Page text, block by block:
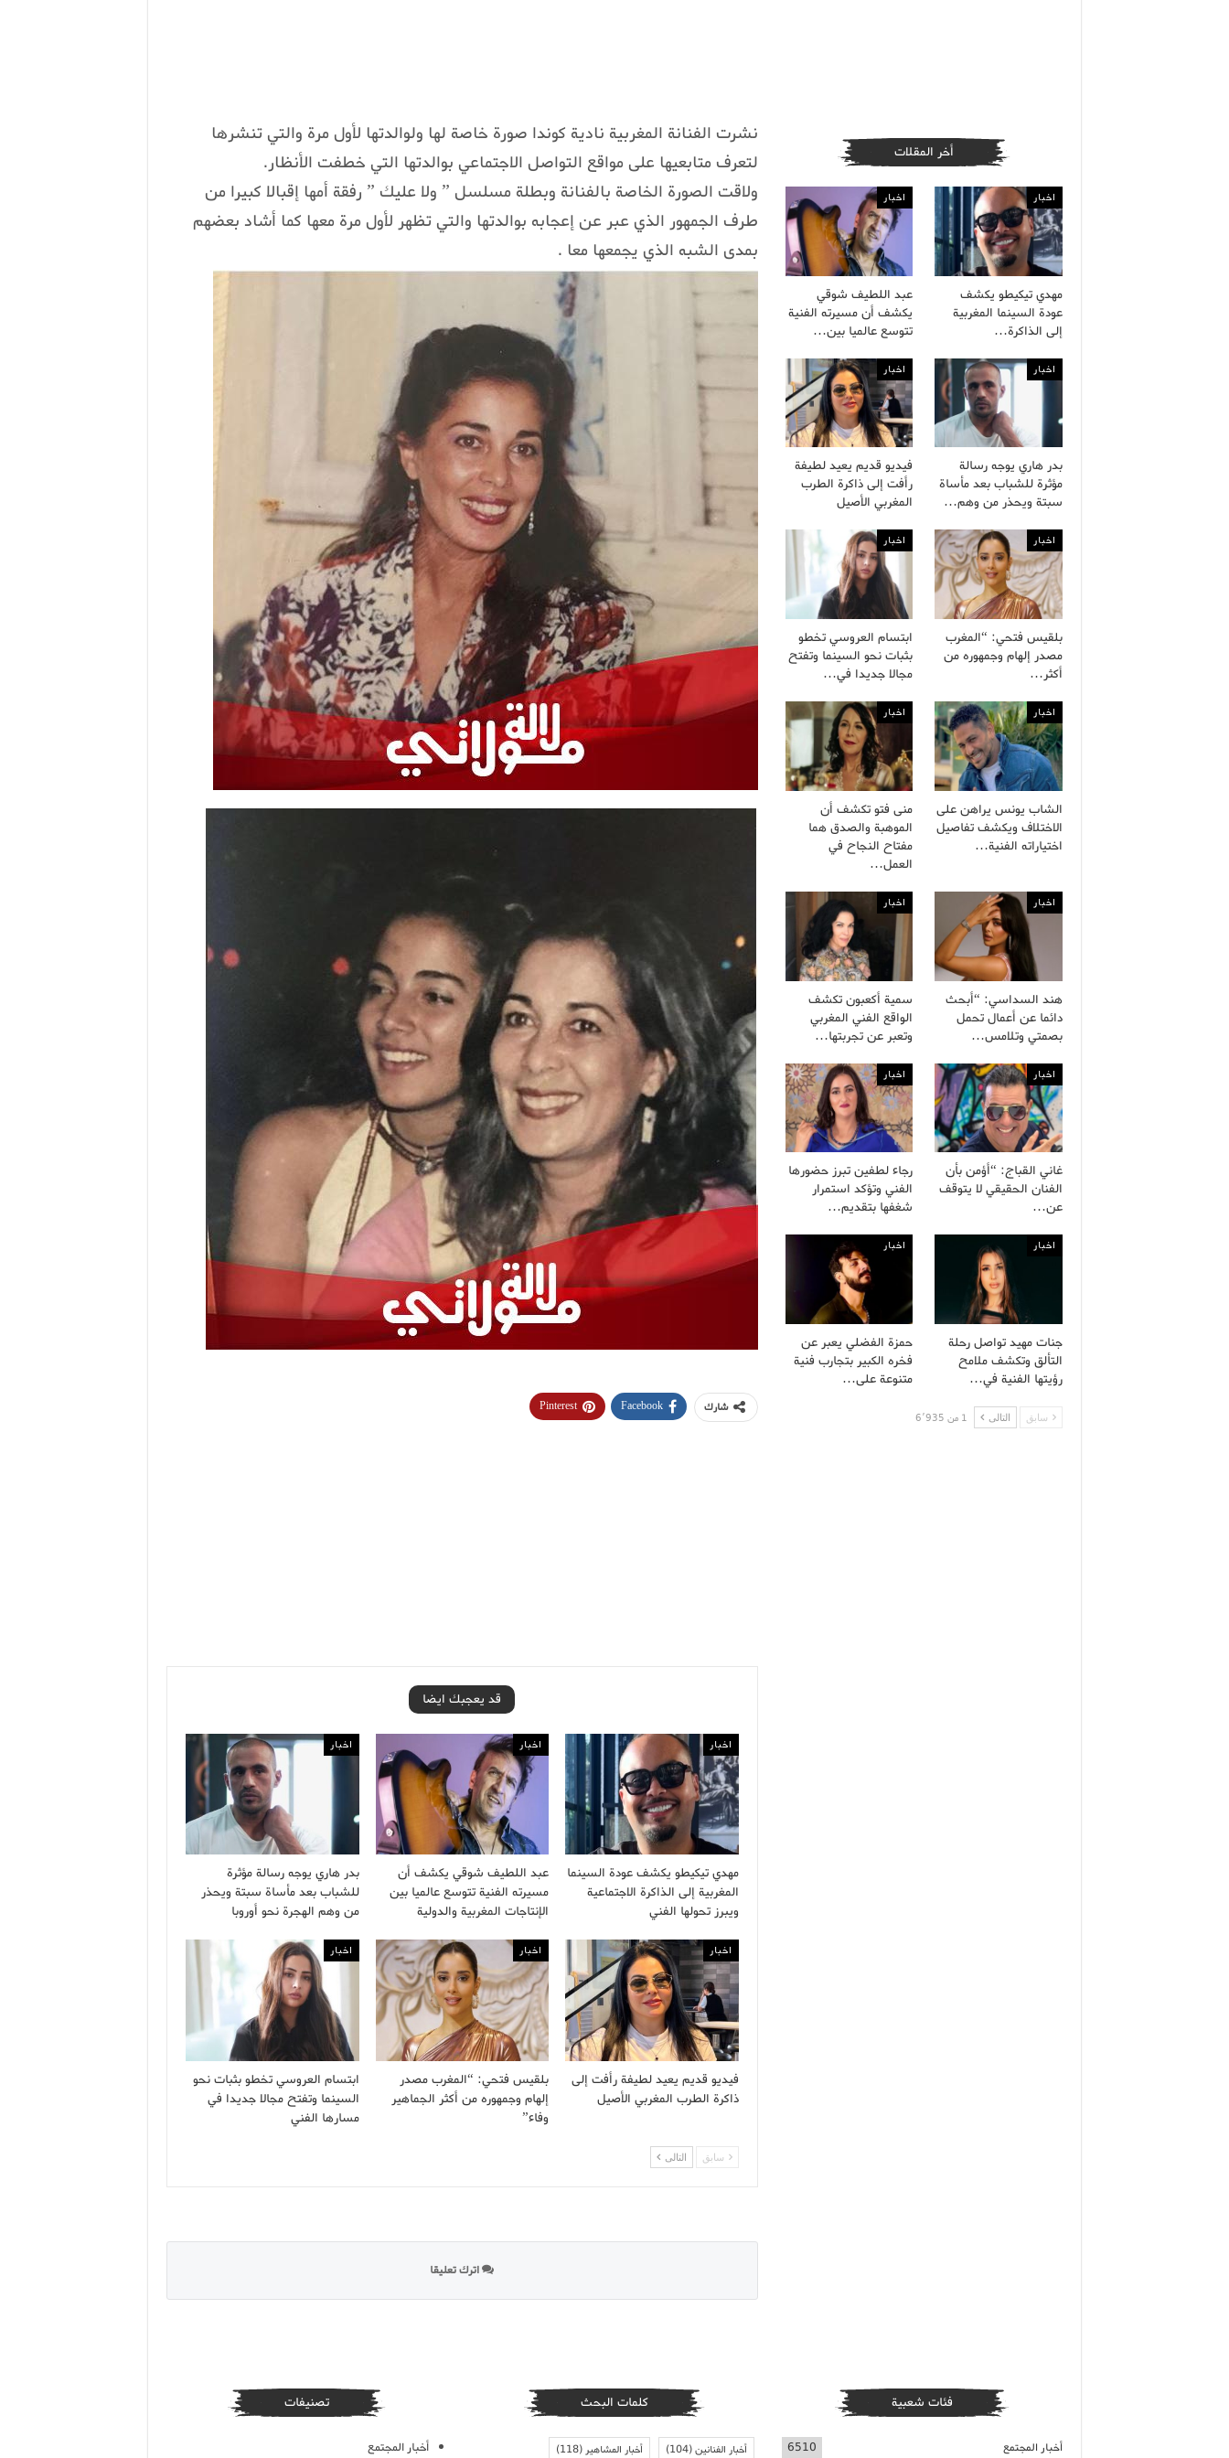
نشرت الفنانة المغربية نادية كوندا صورة خاصة لها ولوالدتها لأول مرة والتي تنشرها
لتعرف متابعيها على مواقع التواصل الاجتماعي بوالدتها التي خطفت الأنظار.
ولاقت الصورة الخاصة بالفنانة وبطلة مسلسل ” ولا عليك ” رفقة أمها إقبالا كبيرا من
طرف الجمهور الذي عبر عن إعجابه بوالدتها والتي تظهر لأول مرة معها كما أشاد بعضهم
بمدى الشبه الذي يجمعها معا .
شارك Facebook
Pinterest
قد يعجبك ايضا
اخبار
مهدي تيكيطو يكشف عودة السينما
المغربية إلى الذاكرة الاجتماعية
ويبرز تحولها الفني
اخبار
عبد اللطيف شوقي يكشف أن
مسيرته الفنية تتوسع عالميا بين
الإنتاجات المغربية والدولية
اخبار
بدر هاري يوجه رسالة مؤثرة
للشباب بعد مأساة سبتة ويحذر
من وهم الهجرة نحو أوروبا
اخبار
فيديو قديم يعيد لطيفة رأفت إلى
ذاكرة الطرب المغربي الأصيل
اخبار
بلقيس فتحي: “المغرب مصدر
إلهام وجمهوره من أكثر الجماهير
وفاء”
اخبار
ابتسام العروسي تخطو بثبات نحو
السينما وتفتح مجالا جديدا في
مسارها الفني
سابق التالى
اترك تعليقا
أخر المقلات
اخبار
مهدي تيكيطو يكشف
عودة السينما المغربية
إلى الذاكرة…
اخبار
عبد اللطيف شوقي
يكشف أن مسيرته الفنية
تتوسع عالميا بين…
اخبار
بدر هاري يوجه رسالة
مؤثرة للشباب بعد مأساة
سبتة ويحذر من وهم…
اخبار
فيديو قديم يعيد لطيفة
رأفت إلى ذاكرة الطرب
المغربي الأصيل
اخبار
بلقيس فتحي: “المغرب
مصدر إلهام وجمهوره من
أكثر…
اخبار
ابتسام العروسي تخطو
بثبات نحو السينما وتفتح
مجالا جديدا في…
اخبار
الشاب يونس يراهن على
الاختلاف ويكشف تفاصيل
اختياراته الفنية…
اخبار
منى فتو تكشف أن
الموهبة والصدق هما
مفتاح النجاح في
العمل…
اخبار
هند السداسي: “أبحث
دائما عن أعمال تحمل
بصمتي وتلامس…
اخبار
سمية أكعبون تكشف
الواقع الفني المغربي
وتعبر عن تجربتها…
اخبار
غاني القباج: “أؤمن بأن
الفنان الحقيقي لا يتوقف
عن…
اخبار
رجاء لطفين تبرز حضورها
الفني وتؤكد استمرار
شغفها بتقديم…
اخبار
جنات مهيد تواصل رحلة
التألق وتكشف ملامح
رؤيتها الفنية في…
اخبار
حمزة الفضلي يعبر عن
فخره الكبير بتجارب فنية
متنوعة على…
سابق التالى 1 من 6٬935
فئات شعبية
أخبار المجتمع 6510
كلمات البحث
أخبار الفنانين(104) أخبار المشاهير(118)
تصنيفات
أخبار المجتمع